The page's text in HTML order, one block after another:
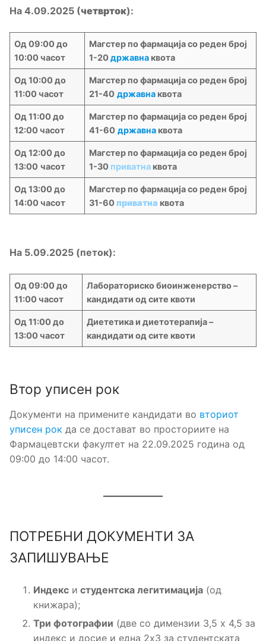
На 4.09.2025 (четврток):
Од 09:00 до
10:00 часот
Магстер по фармација со реден број
1-20државна квота
Од 10:00 до
11:00 часот
Магстер по фармација со реден број
21-40 државна квота
Од 11:00 до
12:00 часот
Магстер по фармација со реден број
41-60 државна квота
Од 12:00 до
13:00 часот
Магстер по фармација со реден број
1-30 приватна квота
Од 13:00 до
14:00 часот
Магстер по фармација со реден број
31-60приватна квота
На 5.09.2025 (петок):
Од 09:00 до
11:00 часот
Лабораториско биоинженерство –
кандидати од сите квоти
Од 11:00 до
13:00 часот
Диететика и диетотерапија –
кандидати од сите квоти
Втор уписен рок
Документи на примените кандидати во вториот
уписен рок да се достават во просториите на
Фармацевтски факултет на 22.09.2025 година од
09:00 до 14:00 часот.
ПОТРЕБНИ ДОКУМЕНТИ ЗА
ЗАПИШУВАЊЕ
Индекс и студентска легитимација (од
книжара);
Три фотографии (две со димензии 3,5 х 4,5 за
индекс и досие и една 2х3 за студентската